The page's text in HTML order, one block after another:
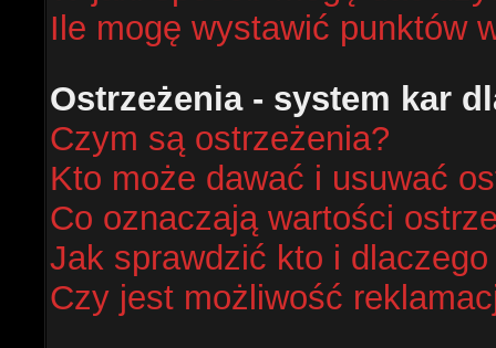
Ile mogę wystawić punktów
Ostrzeżenia - system kar
Czym są ostrzeżenia?
Kto może dawać i usuwać
Co oznaczają wartości
Jak sprawdzić kto i dlaczego
Czy jest możliwość